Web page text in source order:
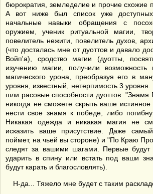
бюрократия, земледелие и прочие схожие
А вот ниже был список уже
начальные навыки обращения с
оружием, ученик ритуальной магии,
повелитель нежити, повелитель духов,
(что досталась мне от дуоттов и давало
Войп'а), сродство магии (дуотты,
изучению магии, получили возможность
магического урона, преобразуя его в
уровня, известный, нетерпимость 3
шли расовые способности дуоттов: "Знамя
никогда не сможете скрыть ваше
нести свое знамя к победе, либо
Никакая одежда и никакая магия не
исказить ваше присутствие. Даже
поймет, на чьей вы стороне) и "По Краю
следят за вашими шагами. Первые будут
ударить в спину или встать под ваши
будут карать и благословлять).
Н-да... Тяжело мне будет с таким